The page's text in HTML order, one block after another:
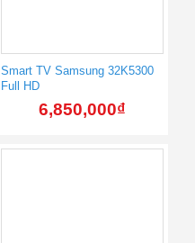
Smart TV Samsung 32K5300
Full HD
6,850,000₫